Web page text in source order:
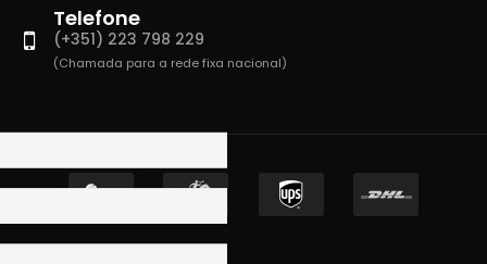
Telefone
(+351) 223 798 229
(Chamada para a rede fixa nacional)